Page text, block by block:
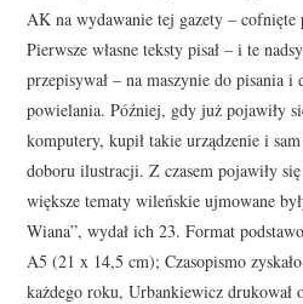
AK na wydawanie tej gazety –
Pierwsze własne teksty pisał – i te
przepisywał – na maszynie do pisania i
powielania. Później, gdy już pojawiły
komputery, kupił takie urządzenie i
doboru ilustracji. Z czasem pojawiły
większe tematy wileńskie ujmowane
Wiana”, wydał ich 23. Format
A5 (21 x 14,5 cm); Czasopismo
każdego roku, Urbankiewicz drukował